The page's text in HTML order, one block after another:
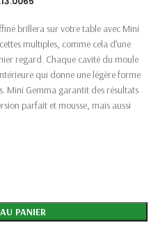
brillera sur votre table avec Mini
multiples, comme cela d’une
regard. Chaque cavité du moule
qui donne une légère forme
Mini Gemma garantit des résultats
parfait et mousse, mais aussi
PANIER